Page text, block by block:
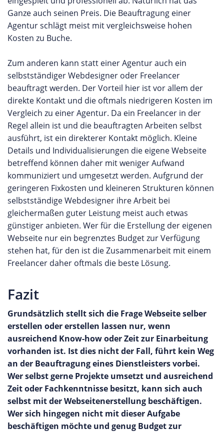
Ganze auch seinen Preis. Die Beauftragung einer
Agentur schlägt meist mit vergleichsweise hohen
Kosten zu Buche.
Zum anderen kann statt einer Agentur auch ein
selbstständiger Webdesigner oder Freelancer
beauftragt werden. Der Vorteil hier ist vor allem der
direkte Kontakt und die oftmals niedrigeren Kosten im
Vergleich zu einer Agentur. Da ein Freelancer in der
Regel allein ist und die beauftragten Arbeiten selbst
ausführt, ist ein direkterer Kontakt möglich. Kleine
Details und Individualisierungen die eigene Webseite
betreffend können daher mit weniger Aufwand
kommuniziert und umgesetzt werden. Aufgrund der
geringeren Fixkosten und kleineren Strukturen können
selbstständige Webdesigner ihre Arbeit bei
gleichermaßen guter Leistung meist auch etwas
günstiger anbieten. Wer für die Erstellung der eigenen
Webseite nur ein begrenztes Budget zur Verfügung
stehen hat, für den ist die Zusammenarbeit mit einem
Freelancer daher oftmals die beste Lösung.
Fazit
Grundsätzlich stellt sich die Frage Webseite selber
erstellen oder erstellen lassen nur, wenn
ausreichend Know-how oder Zeit zur Einarbeitung
vorhanden ist. Ist dies nicht der Fall, führt kein Weg
an der Beauftragung eines Dienstleisters vorbei.
Wer selbst gerne Projekte umsetzt und ausreichend
Zeit oder Fachkenntnisse besitzt, kann sich auch
selbst mit der Webseitenerstellung beschäftigen.
Wer sich hingegen nicht mit dieser Aufgabe
beschäftigen möchte und genug Budget zur